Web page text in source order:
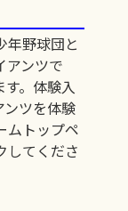
年野球団と
アンツで
。体験入
ンツを体験
ムトップペ
してくださ